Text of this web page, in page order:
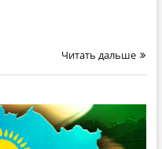
Читать дальше